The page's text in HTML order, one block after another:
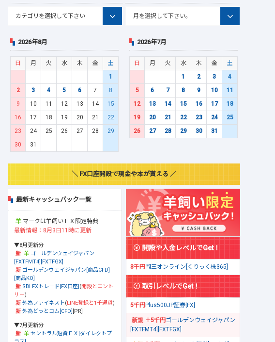
2026年8月
日 月 火 水 木 金
土
1
2
3 4 5 6 7
8
9
10 11 12 13 14
15
16
17 18 19 20 21
22
23
24 25 26 27 28
29
30
31
2026年7月
日 月 火 水 木 金
土
1
2 3
4
5
6 7 8 9 10
11
12
13 14 15 16 17
18
19
20 21 22 23 24
25
26
27 28 29 30 31
＼ FX口座開設で現金や本が貰える ／
最新キャッシュバック一覧
マークは羊飼いＦＸ限定特典
最新情報：8月3日11時に更新
▼8月更新分
ゴールデンウェイジャパン
[FXTFMT4][FXTFGX]
ゴールデンウェイジャパン[商品CFD]
[商品KO]
SBI FXトレード[FX口座] (開設とエント
リー)
外為ファイネスト(LINE登録と1千通貨)
外為どっとコム[CFD] [PR]
▼7月更新分
セントラル短資ＦＸ[ダイレクトプ
開設や入金レベルでGet！
3千円岡三オンライン[くりっく株365]
取引レベルでGet！
5千円Plus500JP証券[FX]
＋5千円ゴールデンウェイジャパン
[FXTFMT4][FXTFGX]